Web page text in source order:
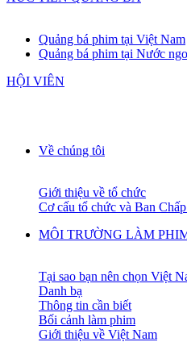
Quảng bá phim tại Việt Nam
Quảng bá phim tại Nước
HỘI VIÊN
Về chúng tôi
Giới thiệu về tổ chức
Cơ cấu tổ chức và Ban
MÔI TRƯỜNG LÀM
Tại sao bạn nên chọn Việt
Danh bạ
Thông tin cần biết
Bối cảnh làm phim
Giới thiệu về Việt Nam